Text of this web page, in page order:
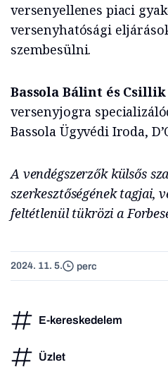
versenyellenes piaci
versenyhatósági
szembesülni.
Bassola Bálint és
versenyjogra
Bassola Ügyvédi Iroda,
A vendégszerzők külsős
szerkesztőségének tagjai,
feltétlenül tükrözi a
2024. 11. 5. perc
E-kereskedelem
Üzlet